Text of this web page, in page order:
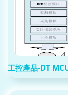
工控產品-DT